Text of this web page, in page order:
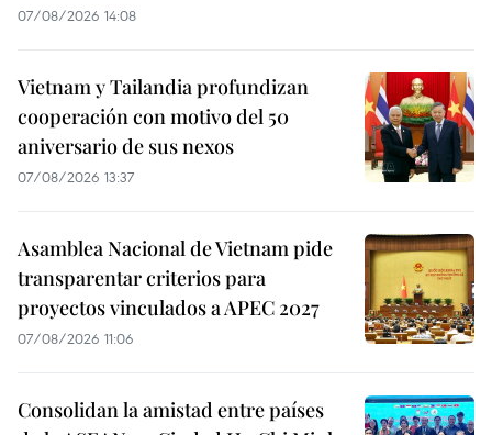
07/08/2026 14:08
Vietnam y Tailandia profundizan
cooperación con motivo del 50
aniversario de sus nexos
07/08/2026 13:37
Asamblea Nacional de Vietnam pide
transparentar criterios para
proyectos vinculados a APEC 2027
07/08/2026 11:06
Consolidan la amistad entre países